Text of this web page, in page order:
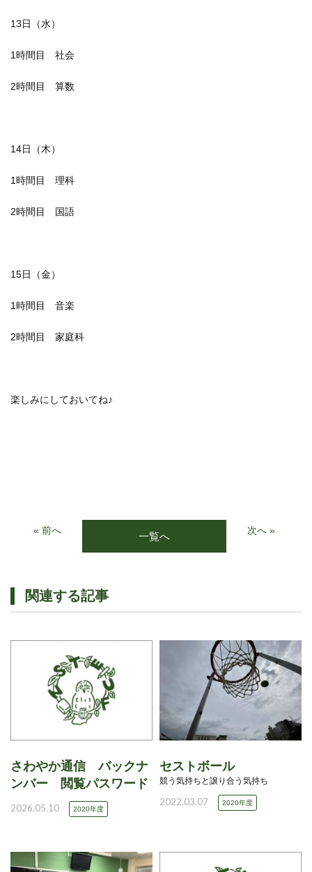
13日（水）
1時間目 社会
2時間目 算数
14日（木）
1時間目 理科
2時間目 国語
15日（金）
1時間目 音楽
2時間目 家庭科
楽しみにしておいてね♪
« 前へ 一覧へ 次へ »
関連する記事
さわやか通信 バックナ
ンバー 閲覧パスワード
2026.05.10 2020年度
セストボール
競う気持ちと譲り合う気持ち
2022.03.07 2020年度